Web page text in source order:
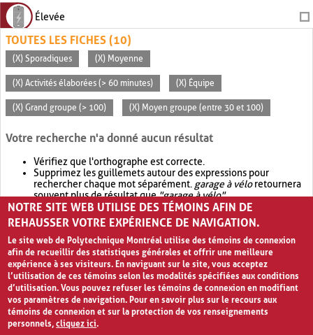
Élevée
TOUTES LES FICHES (10)
(X) Sporadiques (X) Moyenne
(X) Activités élaborées (> 60 minutes) (X) Équipe
(X) Grand groupe (> 100) (X) Moyen groupe (entre 30 et 100)
Votre recherche n'a donné aucun résultat
Vérifiez que l'orthographe est correcte.
Supprimez les guillemets autour des expressions pour
rechercher chaque mot séparément. garage à véloretournera
souvent plus de résultat que"garage à vélo".
Envisagez d'élargir votre recherche avec OR.garage OR vélo
retournera souvent plus de résultat quegarage à vélo
NOTRE SITE WEB UTILISE DES TÉMOINS AFIN DE
REHAUSSER VOTRE EXPÉRIENCE DE NAVIGATION.
Le site web de Polytechnique Montréal utilise des témoins de connexion
afin de recueillir des statistiques générales et offrir une meilleure
expérience à ses visiteurs. En naviguant sur le site, vous acceptez
l’utilisation de ces témoins selon les modalités spécifiées aux conditions
d’utilisation. Vous pouvez refuser les témoins de connexion en modifiant
vos paramètres de navigation. Pour en savoir plus sur le recours aux
témoins de connexion et sur la protection de vos renseignements
personnels,cliquez ici.